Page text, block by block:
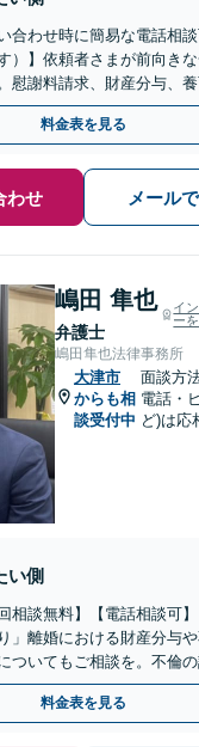
合わせ時に簡易な電話相
）】依頼者さまが前向き
慰謝料請求、財産分与、
決策をご提案いたします。
料金表を見る
わせ メール
嶋田 隼也
弁護士
イ
ー
嶋田隼也法律事務所
大津市
からも相
談受付中
面談方
電話・
ど)は応
い側
相談無料】【電話相談可】
」離婚における財産分与
ついてもご相談を。不倫
】
料金表を見る